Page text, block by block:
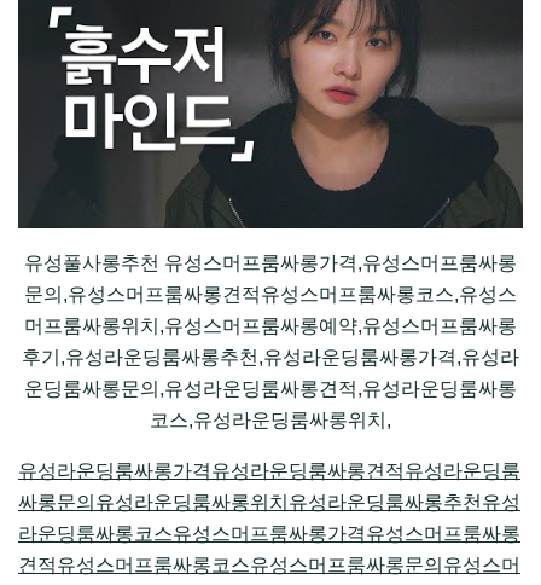
유성풀사롱추천 유성스머프룸싸롱가격,유성스머프룸싸롱
문의,유성스머프룸싸롱견적유성스머프룸싸롱코스,유성스
머프룸싸롱위치,유성스머프룸싸롱예약,유성스머프룸싸롱
후기,유성라운딩룸싸롱추천,유성라운딩룸싸롱가격,유성라
운딩룸싸롱문의,유성라운딩룸싸롱견적,유성라운딩룸싸롱
코스,유성라운딩룸싸롱위치,
유성라운딩룸싸롱가격유성라운딩룸싸롱견적유성라운딩룸
싸롱문의 유성라운딩룸싸롱위치 유성라운딩룸싸롱추천 유성
라운딩룸싸롱코스유성스머프룸싸롱가격유성스머프룸싸롱
견적유성스머프룸싸롱코스유성스머프룸싸롱문의 유성스머